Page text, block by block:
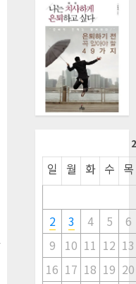
일 월 화 수 목
2 3 4 5
6
9
10 11 12 13
16 17 18 19 20